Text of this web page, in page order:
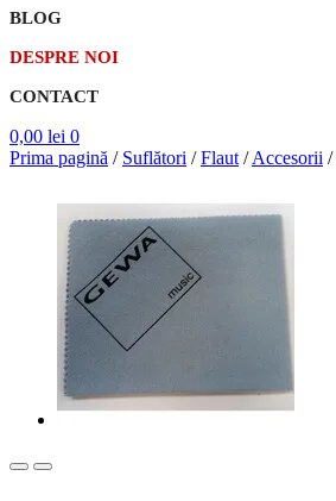
BLOG
DESPRE NOI
CONTACT
0,00 lei 0
Prima pagină / Suflători /Flaut /Accesorii /